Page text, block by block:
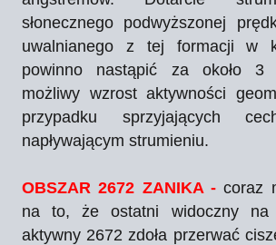
słonecznego podwyższonej
uwalnianego z tej formacji w
powinno nastąpić za około 3
możliwy wzrost aktywności
przypadku sprzyjających
napływającym strumieniu.
OBSZAR 2672 ZANIKA - coraz
na to, że ostatni widoczny na
aktywny 2672 zdoła przerwać